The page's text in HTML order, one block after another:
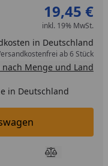
19,45 €
inkl. 19% MwSt.
in Deutschland
ab 6 Stück
nach Menge und Land
in Deutschland
legen
hinzufügenProdukt